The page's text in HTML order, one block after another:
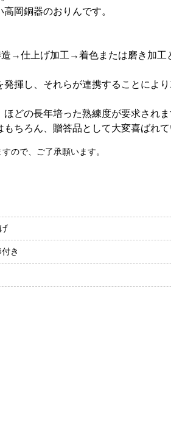
岡銅器のおりんです。
→仕上げ加工→着色または磨き加工
揮し、それらが連携することによ
どの長年培った熟練度が要求されま
ちろん、贈答品として大変喜ばれて
ので、ご了承願います。
き